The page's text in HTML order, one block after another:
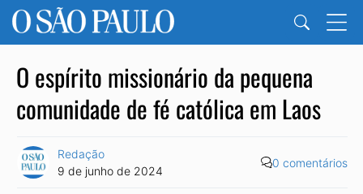
O espírito missionário da pequena
comunidade de fé católica em Laos
Redação
9 de junho de 2024
0 comentários